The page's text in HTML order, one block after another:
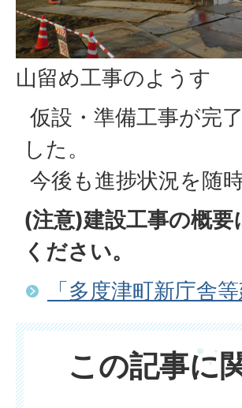
山留め工事のようす
仮設・準備工事が完
した。
今後も進捗状況を随
(注意)建設工事の概
ください。
「多度津町新庁舎
この記事に